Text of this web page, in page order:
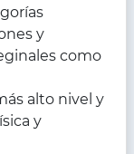
y
como
alto nivel y
y